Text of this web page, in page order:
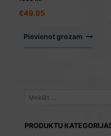
€49.95
Pievienot grozam
Meklēt:
PRODUKTU